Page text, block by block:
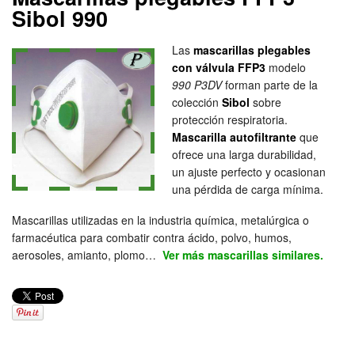
Sibol 990
Las mascarillas plegables
con válvula FFP3 modelo
990 P3DVforman parte de la
colección Sibol sobre
protección respiratoria.
Mascarilla autofiltrante que
ofrece una larga durabilidad,
un ajuste perfecto y ocasionan
una pérdida de carga mínima.
Mascarillas utilizadas en la industria química, metalúrgica o
farmacéutica para combatir contra ácido, polvo, humos,
aerosoles, amianto, plomo… Ver más mascarillas similares.